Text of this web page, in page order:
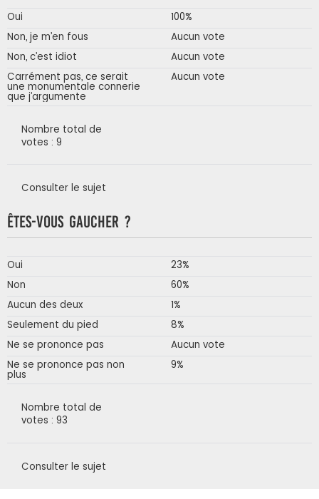
Oui
100%
Non, je m’en fous
Aucun vote
Non, c’est idiot
Aucun vote
Carrément pas, ce serait
une monumentale connerie
que j’argumente
Aucun vote
Nombre total de
votes : 9
Consulter le sujet
Êtes-vous gaucher ?
Oui
23%
Non
60%
Aucun des deux
1%
Seulement du pied
8%
Ne se prononce pas
Aucun vote
Ne se prononce pas non
plus
9%
Nombre total de
votes : 93
Consulter le sujet